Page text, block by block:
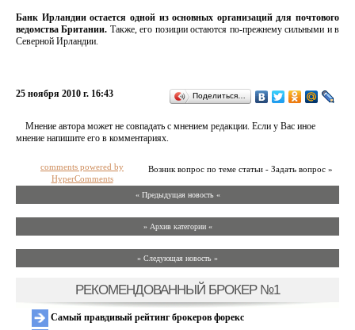
Банк Ирландии остается одной из основных организаций для почтового
ведомства Британии. Также, его позиции остаются по-прежнему сильными и в
Северной Ирландии.
25 ноября 2010 г. 16:43 Поделиться…
Мнение автора может не совпадать с мнением редакции. Если у Вас иное
мнение напишите его в комментариях.
Возник вопрос по теме статьи - Задать вопрос »
comments powered by
HyperComments
« Предыдущая новость «
» Архив категории «
» Следующая новость »
РЕКОМЕНДОВАННЫЙ БРОКЕР №1
Самый правдивый рейтинг брокеров форекс